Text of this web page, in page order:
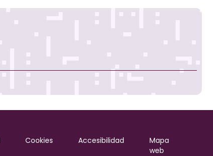
Cookies Accesibilidad
Mapa
web